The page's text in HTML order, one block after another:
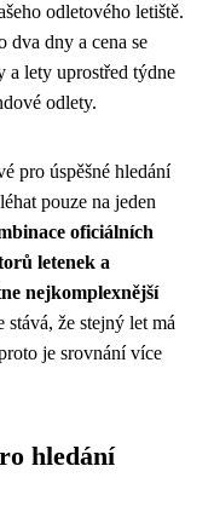
odletového letiště.
dva dny a cena se
a lety uprostřed týdne
odlety.
pro úspěšné hledání
pouze na jeden
oficiálních
letenek a
nejkomplexnější
stává, že stejný let má
je srovnání více
hledání